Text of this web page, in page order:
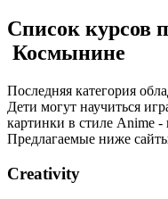
Список курсов
Космынине
Последняя категория
Дети могут научиться
картинки в стиле Anime -
Предлагаемые ниже
Creativity